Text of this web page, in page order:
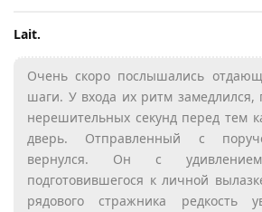
Lait.​
Очень скоро послышались
шаги. У входа их ритм замедлился,
нерешительных секунд перед тем
дверь. Отправленный с
вернулся. Он с
подготовившегося к личной
рядового стражника редкость